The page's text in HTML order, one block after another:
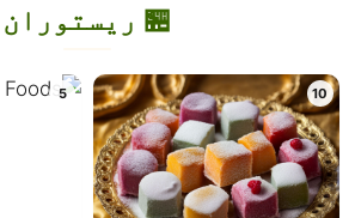
🏪 ریستوران
10
5